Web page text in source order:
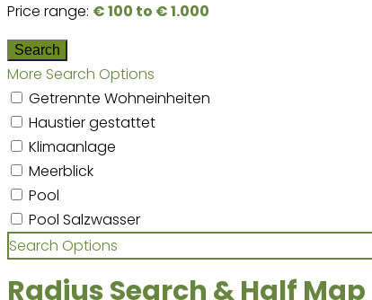
Price range: € 100 to € 1.000
More Search Options
Getrennte Wohneinheiten
Haustier gestattet
Klimaanlage
Meerblick
Pool
Pool Salzwasser
Search Options
Radius Search & Half Map